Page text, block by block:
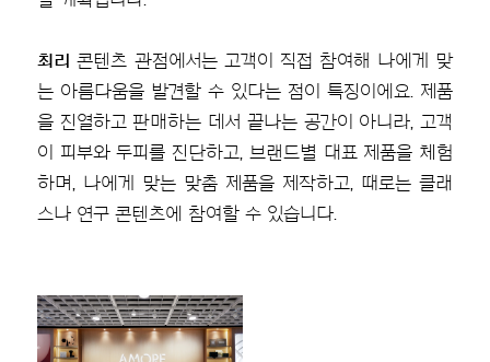
최리 콘텐츠 관점에서는 고객이 직접 참여해 나에게 맞
는 아름다움을 발견할 수 있다는 점이 특징이에요. 제품
을 진열하고 판매하는 데서 끝나는 공간이 아니라, 고객
이 피부와 두피를 진단하고, 브랜드별 대표 제품을 체험
하며, 나에게 맞는 맞춤 제품을 제작하고, 때로는 클래
스나 연구 콘텐츠에 참여할 수 있습니다.